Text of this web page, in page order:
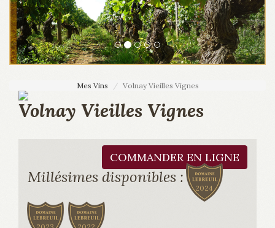
Mes Vins Volnay Vieilles Vignes
Volnay Vieilles Vignes
COMMANDER EN LIGNE
Millésimes disponibles :
2024